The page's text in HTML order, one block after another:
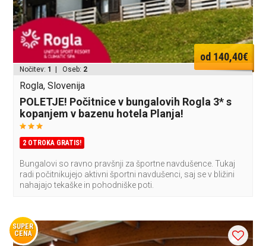
od 140,40€
Nočitev: 1 | Oseb: 2
Rogla, Slovenija
POLETJE! Počitnice v bungalovih Rogla 3* s
kopanjem v bazenu hotela Planja!
2 OTROKA GRATIS!
Bungalovi so ravno pravšnji za športne navdušence. Tukaj
radi počitnikujejo aktivni športni navdušenci, saj se v bližini
nahajajo tekaške in pohodniške poti.
SUPER
CENA